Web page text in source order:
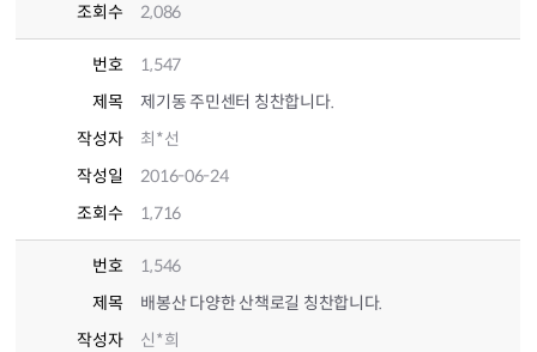
조회수
2,086
번호
1,547
제목
제기동 주민센터 칭찬합니다.
작성자
최*선
작성일
2016-06-24
조회수
1,716
번호
1,546
제목
배봉산 다양한 산책로길 칭찬합니다.
작성자
신*희